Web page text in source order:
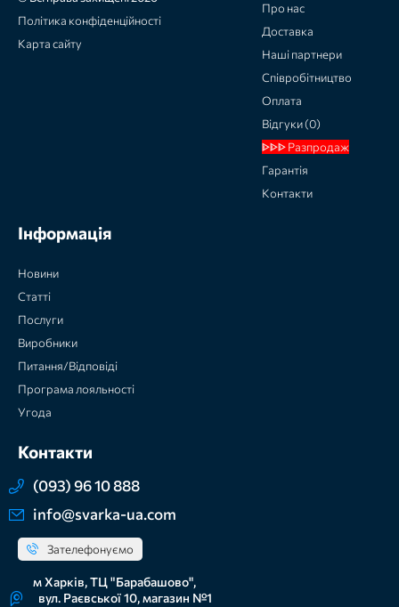
Політика конфіденційності
Карта сайту
Про нас
Доставка
Наші партнери
Співробітництво
Оплата
Відгуки (0)
ᐈᐈᐈ Разпродаж
Гарантія
Контакти
Інформація
Новини
Статті
Послуги
Виробники
Питання/Відповіді
Програма лояльності
Угода
Контакти
(093) 96 10 888
info@svarka-ua.com
Зателефонуємо
м Харків, ТЦ "Барабашово",
вул. Раєвської 10, магазин №1